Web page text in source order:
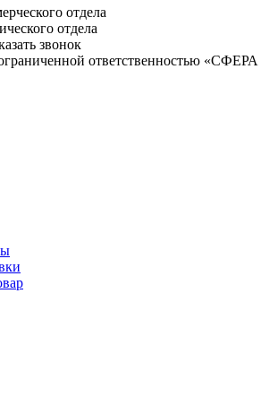
отдела
отдела
звонок
ответственностью «СФЕРА